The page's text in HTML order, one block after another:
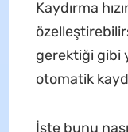
Kaydırma
gerektiği gibi
otomatik
İşte bunu